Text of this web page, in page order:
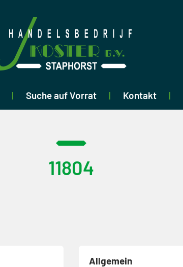
Suche auf Vorrat Kontakt
11804
Allgemein